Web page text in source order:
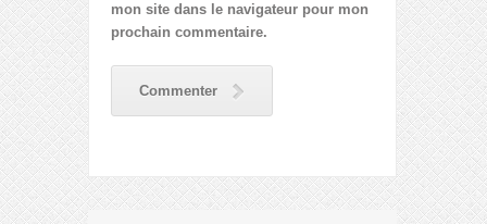
mon site dans le navigateur pour mon
prochain commentaire.
Commenter